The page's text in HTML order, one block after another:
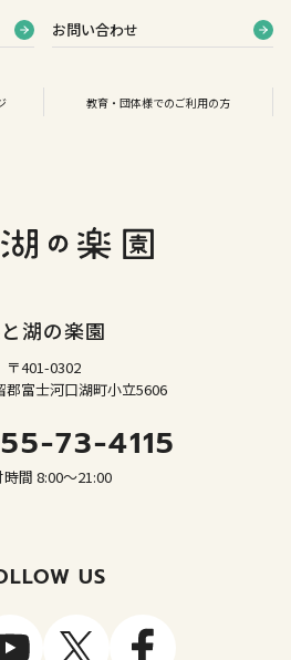
お問い合わせ
教育・団体様でのご利用の方
湖の楽園
〒401-0302
郡富士河口湖町小立5606
73-4115
時間 8:00～21:00
US